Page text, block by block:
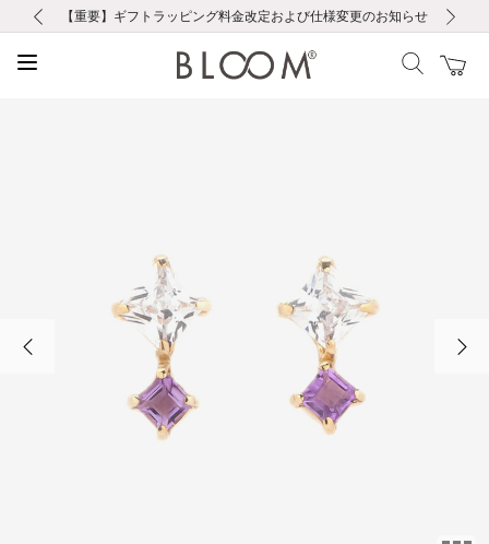
お修理・アフターサービスのご案内
【重要】令和８年熊本地震に伴う集配への影響について
【重要】ギフトラッピング料金改定および仕様変更のお知らせ
【重要】夏季休業の営業についてのご案内
税込5,500円以上で送料無料｜最短24時間以内に発送
新規会員登録で1000ポイントプレゼント！
LINE友だち登録で500円クーポンプレゼント
会員限定！レビュー投稿で100ポイントプレゼント
お修理・アフターサービスのご案内
【重要】令和８年熊本地震に伴う集配への影響について